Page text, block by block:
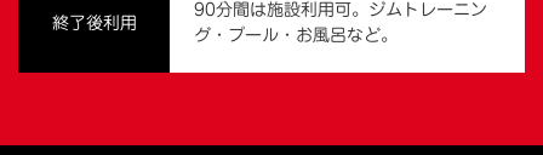
終了後利用
90分間は施設利用可。ジムトレーニン
グ・プール・お風呂など。